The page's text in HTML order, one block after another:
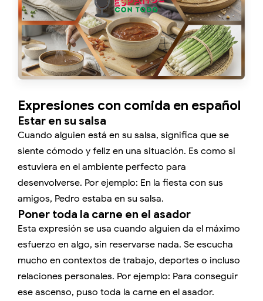
Expresiones con comida en español
Estar en su salsa
Cuando alguien está en su salsa, significa que se
siente cómodo y feliz en una situación. Es como si
estuviera en el ambiente perfecto para
desenvolverse. Por ejemplo: En la fiesta con sus
amigos, Pedro estaba en su salsa.
Poner toda la carne en el asador
Esta expresión se usa cuando alguien da el máximo
esfuerzo en algo, sin reservarse nada. Se escucha
mucho en contextos de trabajo, deportes o incluso
relaciones personales. Por ejemplo: Para conseguir
ese ascenso, puso toda la carne en el asador.